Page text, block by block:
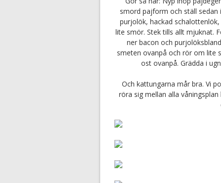
smord pajform och ställ sedan
purjolök, hackad
lite smör. Stek tills allt mjuknat.
ner bacon och
smeten ovanpå och rör om lite
ost ovanpå. Grädda i
Och kattungarna mår bra. Vi
röra sig mellan alla